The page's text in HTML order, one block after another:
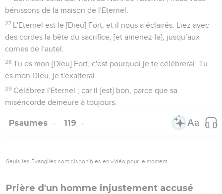
bénissons de la maison de l'Eternel.
27 L'Eternel est le [Dieu] Fort, et il nous a éclairés. Liez avec
des cordes la bête du sacrifice, [et amenez-la], jusqu’aux
cornes de l'autel.
28 Tu es mon [Dieu] Fort, c'est pourquoi je te célébrerai. Tu
es mon Dieu, je t'exalterai.
29 Célébrez l'Eternel ; car il [est] bon, parce que sa
miséricorde demeure à toujours.
Psaumes 119
Seuls les Évangiles sont disponibles en vidéo pour le moment.
Prière d'un homme injustement accusé